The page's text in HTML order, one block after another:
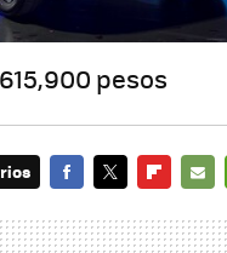
pesos
MAIL